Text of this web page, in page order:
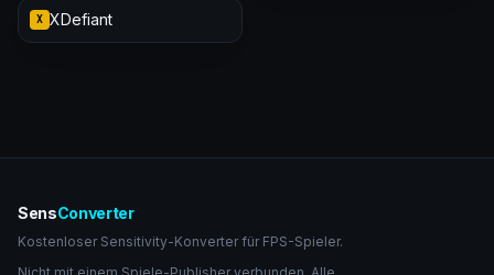
X XDefiant
SensConverter
Kostenloser Sensitivity-Konverter für FPS-Spieler.